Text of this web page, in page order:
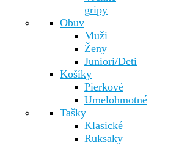
gripy
Obuv
Muži
Ženy
Juniori/Deti
Košíky
Pierkové
Umelohmotné
Tašky
Klasické
Ruksaky